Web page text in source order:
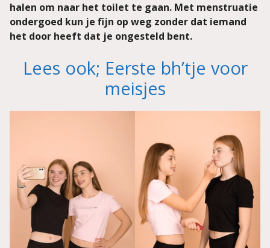
halen om naar het toilet te gaan. Met menstruatie
ondergoed kun je fijn op weg zonder dat iemand
het door heeft dat je ongesteld bent.
Lees ook; Eerste bh’tje voor
meisjes